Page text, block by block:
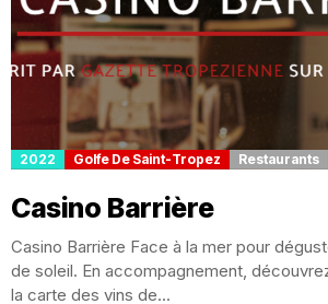
2022 Golfe De Saint-Tropez Restaurants
Casino Barrière
Casino Barrière Face à la mer pour
de soleil. En accompagnement,
la carte des vins de...